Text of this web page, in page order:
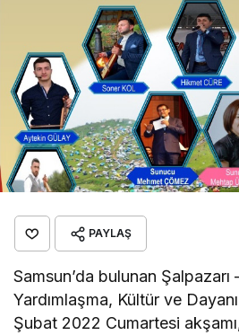
PAYLAŞ
Samsun’da bulunan Şalpazarı
Yardımlaşma, Kültür ve
Şubat 2022 Cumartesi